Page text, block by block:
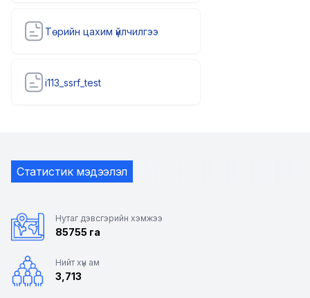
Төрийн цахим үйлчилгээ
i113_ssrf_test
Статистик мэдээлэл
Нутаг дэвсгэрийн хэмжээ
85755 га
Нийт хүн ам
3,713